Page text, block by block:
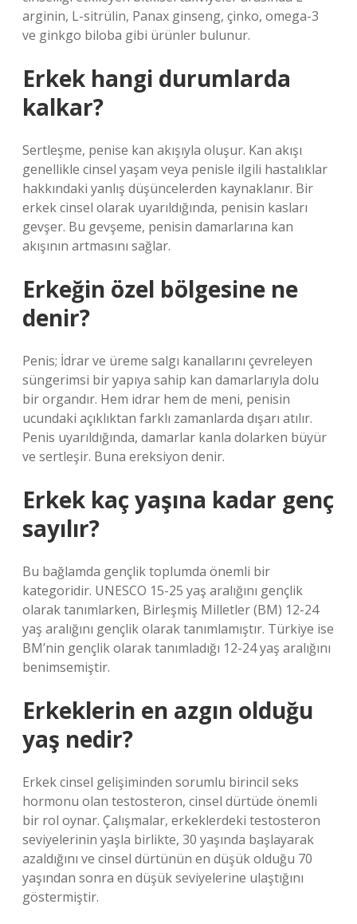
arginin, L-sitrülin, Panax ginseng, çinko, omega-3
ve ginkgo biloba gibi ürünler bulunur.
Erkek hangi durumlarda
kalkar?
Sertleşme, penise kan akışıyla oluşur. Kan akışı
genellikle cinsel yaşam veya penisle ilgili hastalıklar
hakkındaki yanlış düşüncelerden kaynaklanır. Bir
erkek cinsel olarak uyarıldığında, penisin kasları
gevşer. Bu gevşeme, penisin damarlarına kan
akışının artmasını sağlar.
Erkeğin özel bölgesine ne
denir?
Penis; İdrar ve üreme salgı kanallarını çevreleyen
süngerimsi bir yapıya sahip kan damarlarıyla dolu
bir organdır. Hem idrar hem de meni, penisin
ucundaki açıklıktan farklı zamanlarda dışarı atılır.
Penis uyarıldığında, damarlar kanla dolarken büyür
ve sertleşir. Buna ereksiyon denir.
Erkek kaç yaşına kadar genç
sayılır?
Bu bağlamda gençlik toplumda önemli bir
kategoridir. UNESCO 15-25 yaş aralığını gençlik
olarak tanımlarken, Birleşmiş Milletler (BM) 12-24
yaş aralığını gençlik olarak tanımlamıştır. Türkiye ise
BM’nin gençlik olarak tanımladığı 12-24 yaş aralığını
benimsemiştir.
Erkeklerin en azgın olduğu
yaş nedir?
Erkek cinsel gelişiminden sorumlu birincil seks
hormonu olan testosteron, cinsel dürtüde önemli
bir rol oynar. Çalışmalar, erkeklerdeki testosteron
seviyelerinin yaşla birlikte, 30 yaşında başlayarak
azaldığını ve cinsel dürtünün en düşük olduğu 70
yaşından sonra en düşük seviyelerine ulaştığını
göstermiştir.